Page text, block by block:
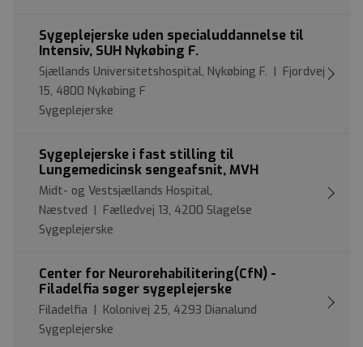
Sygeplejerske uden specialuddannelse til
Intensiv, SUH Nykøbing F.
Sjællands Universitetshospital, Nykøbing F. | Fjordvej
15, 4800 Nykøbing F
Sygeplejerske
Sygeplejerske i fast stilling til
Lungemedicinsk sengeafsnit, MVH
Midt- og Vestsjællands Hospital,
Næstved | Fælledvej 13, 4200 Slagelse
Sygeplejerske
Center for Neurorehabilitering(CfN) -
Filadelfia søger sygeplejerske
Filadelfia | Kolonivej 25, 4293 Dianalund
Sygeplejerske